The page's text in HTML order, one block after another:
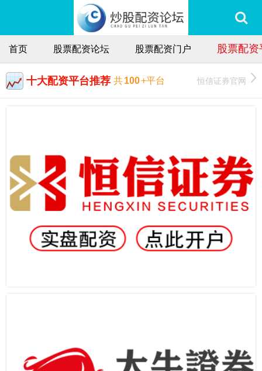
首页 股票配资论坛 股票配资门户 股票配
十大配资平台推荐 共100+平台 恒信证券官网